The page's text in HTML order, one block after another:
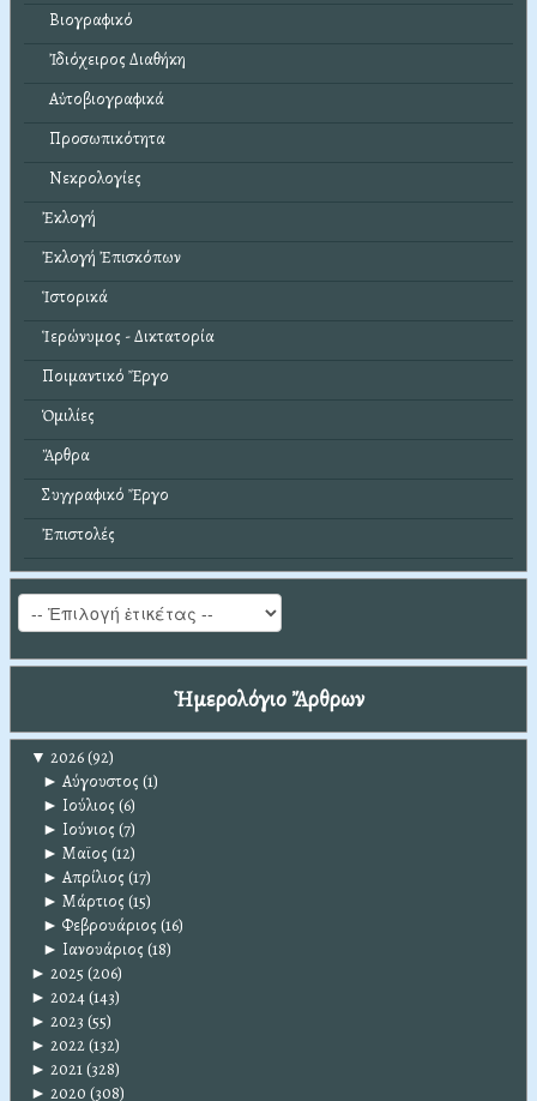
Βιογραφικό
Ἰδιόχειρος Διαθήκη
Αὐτοβιογραφικά
Προσωπικότητα
Νεκρολογίες
Ἐκλογή
Ἐκλογή Ἐπισκόπων
Ἱστορικά
Ἱερώνυμος - Δικτατορία
Ποιμαντικό Ἔργο
Ὁμιλίες
Ἄρθρα
Συγγραφικό Ἔργο
Ἐπιστολές
Ἡμερολόγιο Ἄρθρων
▼ 2026(92)
► Αύγουστος (1)
► Ιούλιος (6)
► Ιούνιος (7)
► Μαϊος (12)
► Απρίλιος (17)
► Μάρτιος (15)
► Φεβρουάριος (16)
► Ιανουάριος (18)
► 2025 (206)
► 2024(143)
► 2023 (55)
► 2022(132)
► 2021(328)
► 2020 (308)